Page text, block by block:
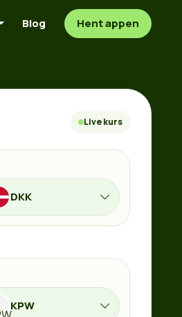
Blog Hent appen
Live kurs
DKK
KPW